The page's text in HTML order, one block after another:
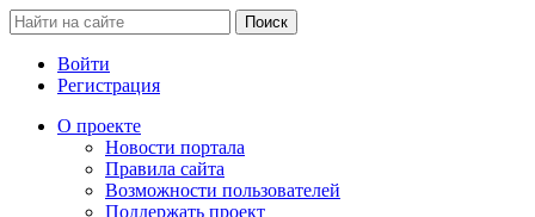
Войти
Регистрация
О проекте
Новости портала
Правила сайта
Возможности пользователей
Поддержать проект